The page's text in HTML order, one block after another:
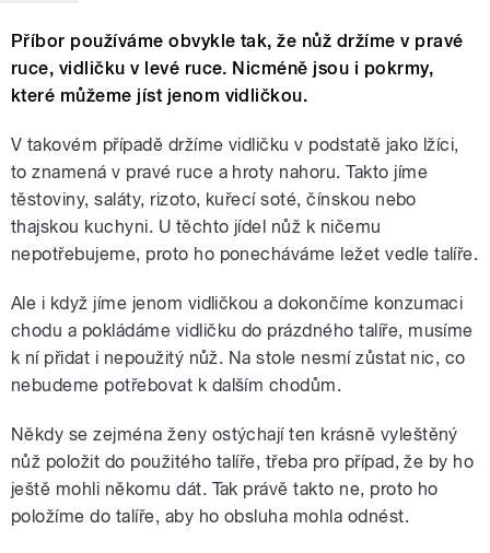
Příbor používáme obvykle tak, že nůž držíme v pravé
ruce, vidličku v levé ruce. Nicméně jsou i pokrmy,
které můžeme jíst jenom vidličkou.
V takovém případě držíme vidličku v podstatě jako lžíci,
to znamená v pravé ruce a hroty nahoru. Takto jíme
těstoviny, saláty, rizoto, kuřecí soté, čínskou nebo
thajskou kuchyni. U těchto jídel nůž k ničemu
nepotřebujeme, proto ho ponecháváme ležet vedle talíře.
Ale i když jíme jenom vidličkou a dokončíme konzumaci
chodu a pokládáme vidličku do prázdného talíře, musíme
k ní přidat i nepoužitý nůž. Na stole nesmí zůstat nic, co
nebudeme potřebovat k dalším chodům.
Někdy se zejména ženy ostýchají ten krásně vyleštěný
nůž položit do použitého talíře, třeba pro případ, že by ho
ještě mohli někomu dát. Tak právě takto ne, proto ho
položíme do talíře, aby ho obsluha mohla odnést.